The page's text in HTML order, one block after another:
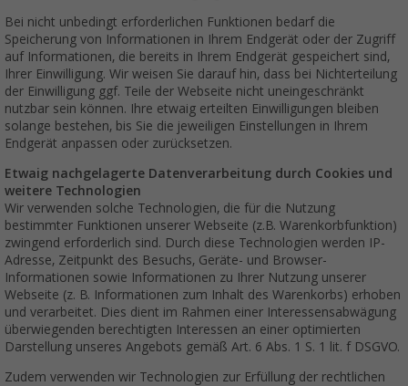
Bei nicht unbedingt erforderlichen Funktionen bedarf die
Speicherung von Informationen in Ihrem Endgerät oder der Zugriff
auf Informationen, die bereits in Ihrem Endgerät gespeichert sind,
Ihrer Einwilligung. Wir weisen Sie darauf hin, dass bei Nichterteilung
der Einwilligung ggf. Teile der Webseite nicht uneingeschränkt
nutzbar sein können. Ihre etwaig erteilten Einwilligungen bleiben
solange bestehen, bis Sie die jeweiligen Einstellungen in Ihrem
Endgerät anpassen oder zurücksetzen.
Etwaig nachgelagerte Datenverarbeitung durch Cookies und
weitere Technologien
Wir verwenden solche Technologien, die für die Nutzung
bestimmter Funktionen unserer Webseite (z.B. Warenkorbfunktion)
zwingend erforderlich sind. Durch diese Technologien werden IP-
Adresse, Zeitpunkt des Besuchs, Geräte- und Browser-
Informationen sowie Informationen zu Ihrer Nutzung unserer
Webseite (z. B. Informationen zum Inhalt des Warenkorbs) erhoben
und verarbeitet. Dies dient im Rahmen einer Interessensabwägung
überwiegenden berechtigten Interessen an einer optimierten
Darstellung unseres Angebots gemäß Art. 6 Abs. 1 S. 1 lit. f DSGVO.
Zudem verwenden wir Technologien zur Erfüllung der rechtlichen